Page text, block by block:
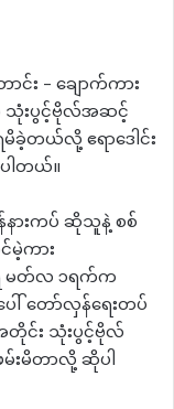
င်း – ချောက်ကား
သုံးပွင့်ဗိုလ်အဆင့်
တယ်လို့ ဧရာဒေါင်း
ါတယ်။
နားကပ် ဆိုသူနဲ့ စစ်
ကား
မတ်လ ၁ရက်က
ေါ် တော်လှန်ရေးတပ်
င်း သုံးပွင့်ဗိုလ်
းမိတာလို့ ဆိုပါ